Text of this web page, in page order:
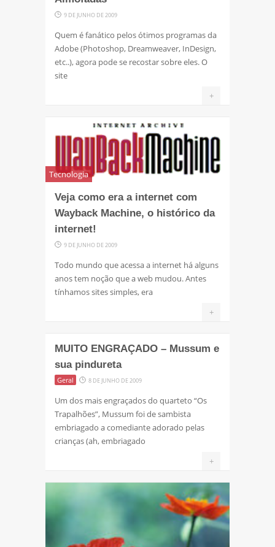
9 DE JUNHO DE 2009
Quem é fanático pelos ótimos programas da
Adobe (Photoshop, Dreamweaver, InDesign,
etc..), agora pode se recostar sobre eles. O
site
+
Tecnologia
Veja como era a internet com
Wayback Machine, o histórico da
internet!
9 DE JUNHO DE 2009
Todo mundo que acessa a internet há alguns
anos tem noção que a web mudou. Antes
tínhamos sites simples, era
+
MUITO ENGRAÇADO – Mussum e
sua pindureta
Geral 8 DE JUNHO DE 2009
Um dos mais engraçados do quarteto “Os
Trapalhões”, Mussum foi de sambista
embriagado a comediante adorado pelas
crianças (ah, embriagado
+